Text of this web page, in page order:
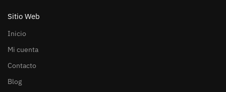
Sitio Web
Inicio
Mi cuenta
Contacto
Blog